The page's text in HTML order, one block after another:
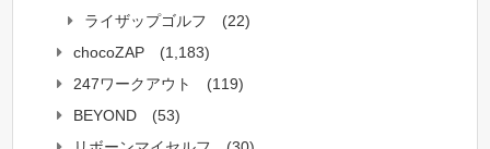
ライザップゴルフ
(22)
chocoZAP
(1,183)
247ワークアウト
(119)
BEYOND
(53)